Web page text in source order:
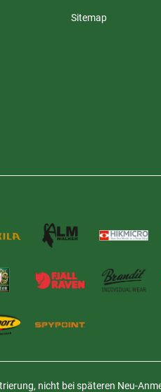
Sitemap
nicht bei späteren Neu-